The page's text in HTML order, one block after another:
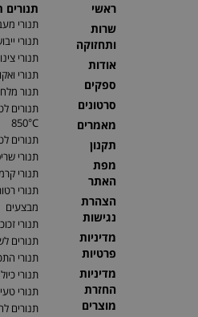
ראשי
שרות
ותחזוקה
אודות
ספקים
סרטונים
מאמרים
תקנון
מפת
האתר
הצהרת
נגישות
מדיניות
פרטיות
מדיניות
החזרת
מוצרים
תנורים
תנורי
תנורי
תנורי
תנורי
תנור
תנורים
850°C
תנורים
תנורי
תנורי
תנורי
מבצעים
תנורי
תנורים
תנורי
תנורי כיול
תנורי
תנורים